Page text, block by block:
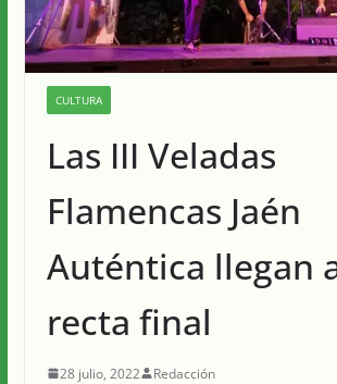
CULTURA
Las III Veladas
Flamencas Jaén
Auténtica llegan
recta final
28 julio, 2022 Redacción